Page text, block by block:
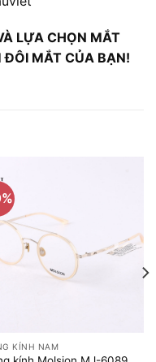
LỰA CHỌN MẮT
ĐÔI MẮT CỦA BẠN!
KÍNH NAM